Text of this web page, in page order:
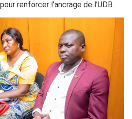
renforcer l’ancrage de l’UDB.